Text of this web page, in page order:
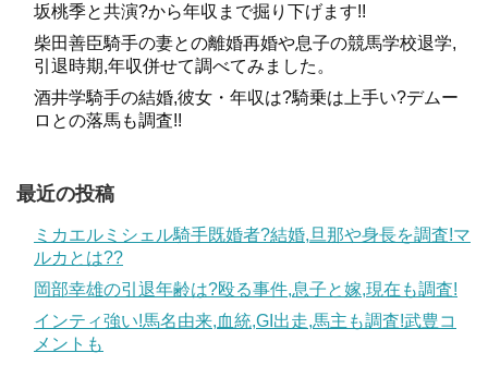
坂桃季と共演?から年収まで掘り下げます!!
柴田善臣騎手の妻との離婚再婚や息子の競馬学校退学,
引退時期,年収併せて調べてみました。
酒井学騎手の結婚,彼女・年収は?騎乗は上手い?デムー
ロとの落馬も調査!!
最近の投稿
ミカエルミシェル騎手既婚者?結婚,旦那や身長を調査!マ
ルカとは??
岡部幸雄の引退年齢は?殴る事件,息子と嫁,現在も調査!
インティ強い!馬名由来,血統,GI出走,馬主も調査!武豊コ
メントも